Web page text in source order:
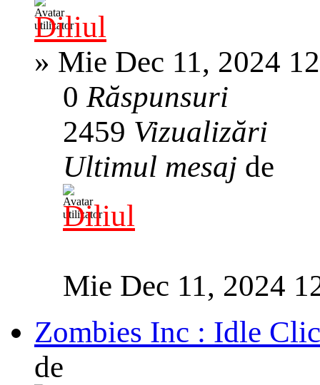
Diliul
» Mie Dec 11, 2024
0Răspunsuri
2459 Vizualizări
Ultimul mesaj de
Diliul
Mie Dec 11, 2024
Zombies Inc : Idle
de